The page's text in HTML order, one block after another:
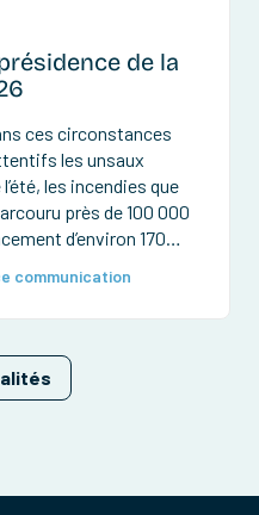
de la
ces circonstances
les unsaux
les incendies que
près de 100 000
d’environ 170
ont été
communication